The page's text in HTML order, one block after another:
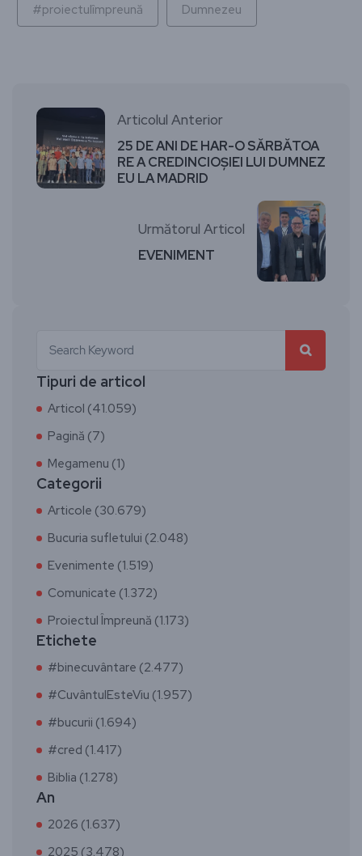
#proiectulîmpreună Dumnezeu
Articolul Anterior
25 DE ANI DE HAR-O SĂRBĂTOA
RE A CREDINCIOŞIEI LUI DUMNEZ
EU LA MADRID
Următorul Articol
EVENIMENT
Tipuri de articol
Articol (41.059)
Pagină (7)
Megamenu (1)
Categorii
Articole (30.679)
Bucuria sufletului (2.048)
Evenimente (1.519)
Comunicate (1.372)
Proiectul Împreună (1.173)
Etichete
#binecuvântare (2.477)
#CuvântulEsteViu (1.957)
#bucurii (1.694)
#cred (1.417)
Biblia (1.278)
An
2026 (1.637)
2025 (3.478)